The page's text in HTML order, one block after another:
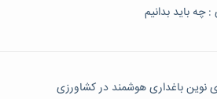
: چه باید بدانیم
نوین باغداری هوشمند در کشاورزی